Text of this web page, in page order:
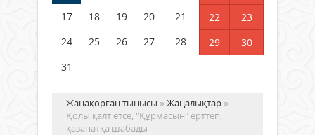
05 тамыз 2026 ж.
17
18 19 20 21 22
23
24
25 26 27 28 29
30
31
Жаңақорған тынысы »Жаңалықтар »
Қолы қалт етсе, "Құрмасын" ерттеп,
қазанатқа шабады